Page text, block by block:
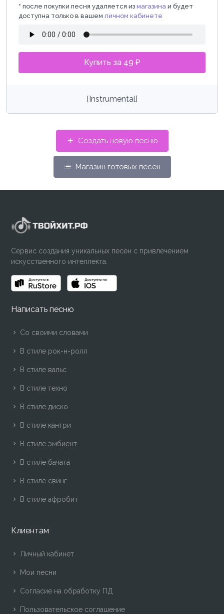
* после покупки песня удаляется из магазина и будет
доступна только в вашем личном кабинете
Купить за 49 ₽
[Instrumental]
Создать новую песню
Магазин готовых песен
Сервис создания уникальных песен с привлечением
искусственного интеллекта.
Написать песню
Со своими словами
В стиле рок-н-ролл
В стиле вальс
В стиле техно
В стиле диско
В стиле кантри
В стиле эмбиент
В стиле бачата
В стиле свинг
В стиле афробит
Клиентам
Личный кабинет
Мои песни
Согласие на обработку ПД
Пользовательское соглашение